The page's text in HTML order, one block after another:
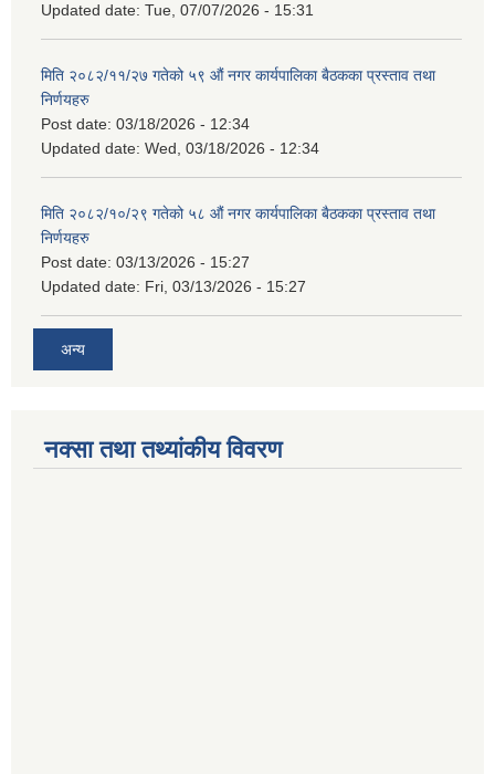
Updated date: Tue, 07/07/2026 - 15:31
मिति २०८२/११/२७ गतेको ५९ औं नगर कार्यपालिका बैठकका प्रस्ताव तथा
निर्णयहरु
Post date: 03/18/2026 - 12:34
Updated date: Wed, 03/18/2026 - 12:34
मिति २०८२/१०/२९ गतेको ५८ औं नगर कार्यपालिका बैठकका प्रस्ताव तथा
निर्णयहरु
Post date: 03/13/2026 - 15:27
Updated date: Fri, 03/13/2026 - 15:27
अन्य
नक्सा तथा तथ्यांकीय विवरण